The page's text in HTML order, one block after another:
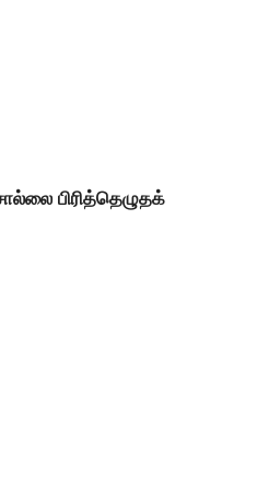
பிரித்தெழுதக்